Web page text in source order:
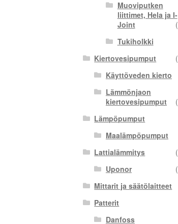
Muoviputken
liittimet, Hela ja I-
Joint
Tukiholkki
Kiertovesipumput
Käyttöveden kierto
Lämmönjaon
kiertovesipumput
Lämpöpumput
Maalämpöpumput
Lattialämmitys
Uponor
Mittarit ja säätölaitteet
Patterit
Danfoss